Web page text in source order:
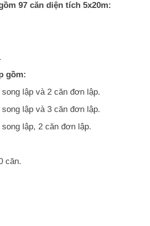
97 căn diện tích 5x20m:
gồm:
lập và 2 căn đơn lập.
lập và 3 căn đơn lập.
lập, 2 căn đơn lập.
căn.